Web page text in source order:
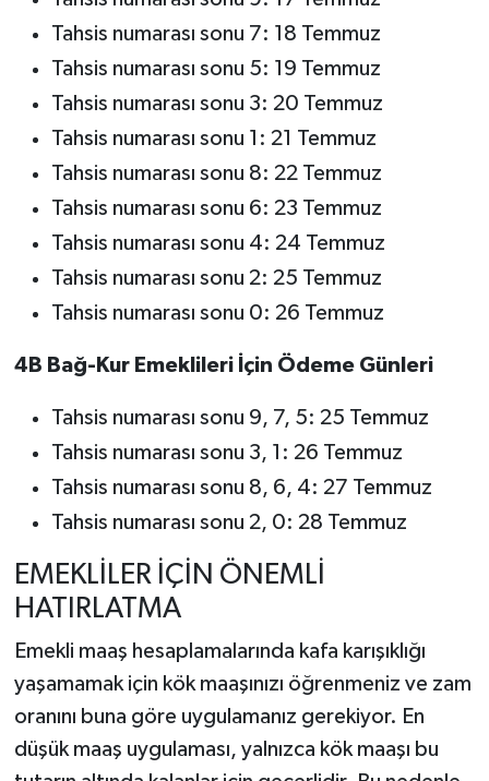
Tahsis numarası sonu 7: 18 Temmuz
Tahsis numarası sonu 5: 19 Temmuz
Tahsis numarası sonu 3: 20 Temmuz
Tahsis numarası sonu 1: 21 Temmuz
Tahsis numarası sonu 8: 22 Temmuz
Tahsis numarası sonu 6: 23 Temmuz
Tahsis numarası sonu 4: 24 Temmuz
Tahsis numarası sonu 2: 25 Temmuz
Tahsis numarası sonu 0: 26 Temmuz
4B Bağ-Kur Emeklileri İçin Ödeme Günleri
Tahsis numarası sonu 9, 7, 5: 25 Temmuz
Tahsis numarası sonu 3, 1: 26 Temmuz
Tahsis numarası sonu 8, 6, 4: 27 Temmuz
Tahsis numarası sonu 2, 0: 28 Temmuz
EMEKLİLER İÇİN ÖNEMLİ
HATIRLATMA
Emekli maaş hesaplamalarında kafa karışıklığı
yaşamamak için kök maaşınızı öğrenmeniz ve zam
oranını buna göre uygulamanız gerekiyor. En
düşük maaş uygulaması, yalnızca kök maaşı bu